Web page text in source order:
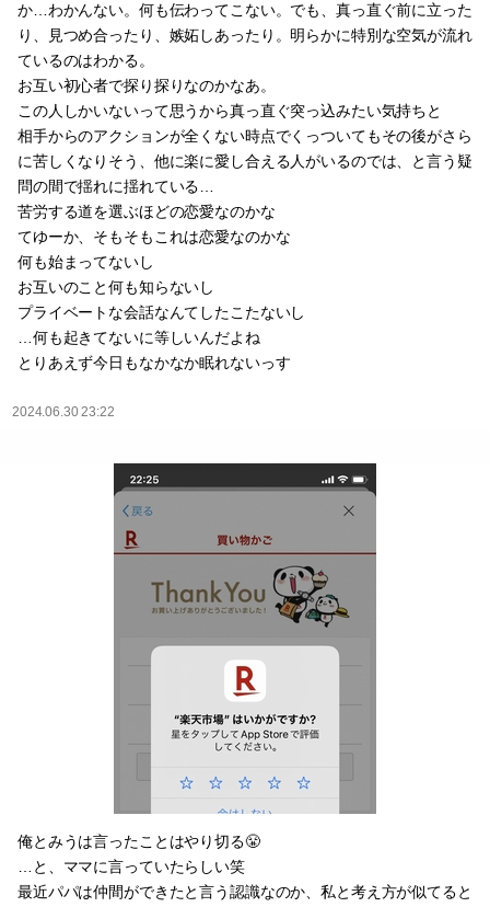
か…わかんない。何も伝わってこない。でも、真っ直ぐ前に立った
り、見つめ合ったり、嫉妬しあったり。明らかに特別な空気が流れ
ているのはわかる。
お互い初心者で探り探りなのかなあ。
この人しかいないって思うから真っ直ぐ突っ込みたい気持ちと
相手からのアクションが全くない時点でくっついてもその後がさら
に苦しくなりそう、他に楽に愛し合える人がいるのでは、と言う疑
問の間で揺れに揺れている…
苦労する道を選ぶほどの恋愛なのかな
てゆーか、そもそもこれは恋愛なのかな
何も始まってないし
お互いのこと何も知らないし
プライベートな会話なんてしたこたないし
…何も起きてないに等しいんだよね
とりあえず今日もなかなか眠れないっす
2024.06.30 23:22
俺とみうは言ったことはやり切る😤
…と、ママに言っていたらしい笑
最近パパは仲間ができたと言う認識なのか、私と考え方が似てると